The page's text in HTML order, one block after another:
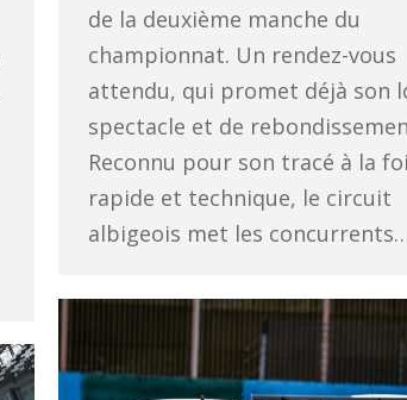
de la deuxième manche du
championnat. Un rendez-vous
attendu, qui promet déjà son
spectacle et de
Reconnu pour son tracé à la
rapide et technique, le circuit
albigeois met les